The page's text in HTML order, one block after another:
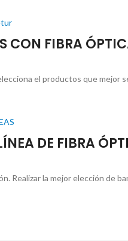
CON FIBRA
el productos que mejor
DE FIBRA
la mejor elección de